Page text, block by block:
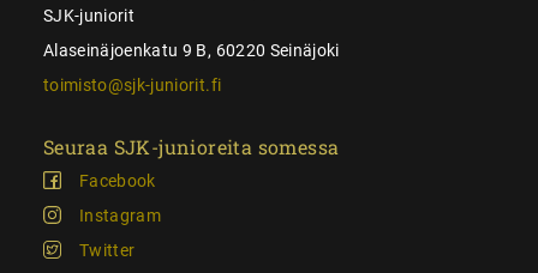
SJK-juniorit
Alaseinäjoenkatu 9 B, 60220 Seinäjoki
toimisto@sjk-juniorit.fi
Seuraa SJK-junioreita somessa
Facebook
Instagram
Twitter